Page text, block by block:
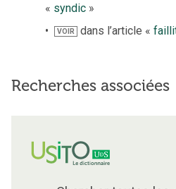
« syndic »
VOIR dans l’article «
Recherches associées